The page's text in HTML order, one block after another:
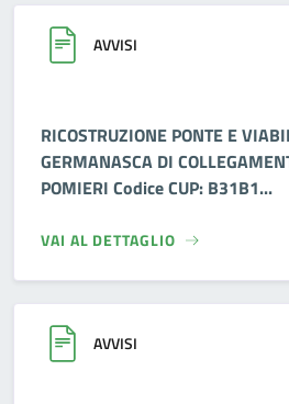
AVVISI
RICOSTRUZIONE PONTE E
GERMANASCA DI
POMIERI Codice CUP: B31B1...
VAI AL DETTAGLIO
AVVISI